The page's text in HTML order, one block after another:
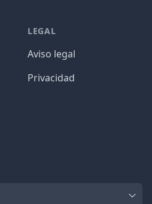
LEGAL
Aviso legal
Privacidad